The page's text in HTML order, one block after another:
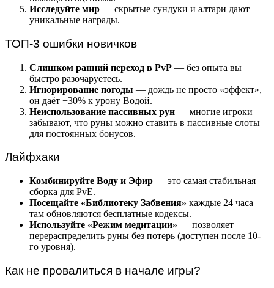
Исследуйте мир — скрытые сундуки и алтари дают
уникальные награды.
ТОП-3 ошибки новичков
Слишком ранний переход в PvP — без опыта вы
быстро разочаруетесь.
Игнорирование погоды — дождь не просто «эффект»,
он даёт +30% к урону Водой.
Неиспользование пассивных рун — многие игроки
забывают, что руны можно ставить в пассивные слоты
для постоянных бонусов.
Лайфхаки
Комбинируйте Воду и Эфир — это самая стабильная
сборка для PvE.
Посещайте «Библиотеку Забвения» каждые 24 часа —
там обновляются бесплатные кодексы.
Используйте «Режим медитации» — позволяет
перераспределить руны без потерь (доступен после 10-
го уровня).
Как не провалиться в начале игры?